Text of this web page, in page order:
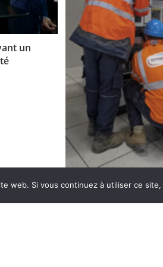
un
UN AUTRE
Page d’accueil Contactez-nous
Conditions générales de vente
web. Si vous continuez à utiliser ce